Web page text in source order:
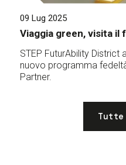
09 Lug 2025
Viaggia green, visita il
STEP FuturAbility District
nuovo programma
Partner.
Tutte